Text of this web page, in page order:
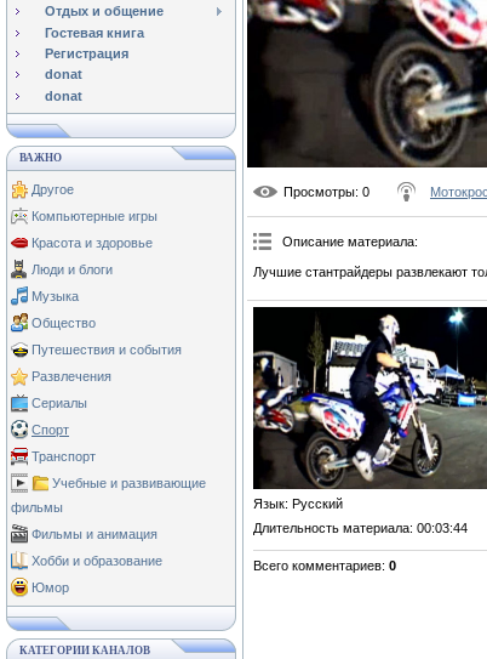
Отдых и общение
Гостевая книга
Регистрация
donat
donat
ВАЖНО
Другое
Компьютерные игры
Красота и здоровье
Люди и блоги
Музыка
Общество
Путешествия и события
Развлечения
Сериалы
Спорт
Транспорт
Учебные и развивающие
фильмы
Фильмы и анимация
Хобби и образование
Юмор
КАТЕГОРИИ КАНАЛОВ
Просмотры: 0
Описание материала:
Лучшие стантрайдеры развлекают
Язык: Русский
Длительность материала: 00:03:44
Всего комментариев: 0